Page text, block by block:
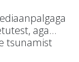
aga…
tsunamist